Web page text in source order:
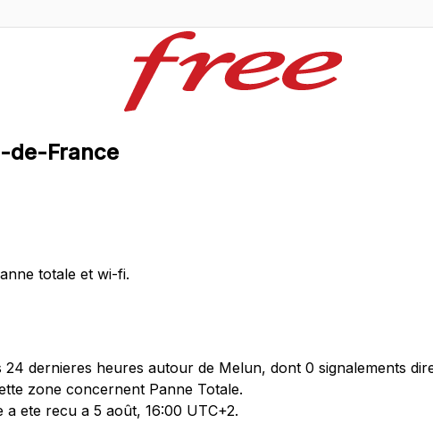
de-France
totale et wi-fi.
dernieres heures autour de Melun, dont 0 signalements
zone concernent Panne Totale.
ete recu a 5 août, 16:00 UTC+2.